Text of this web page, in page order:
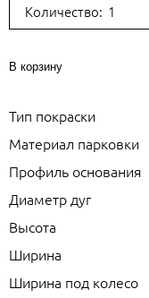
Количество:
В корзину
Тип покраски
Материал парковки
Профиль основания
Диаметр дуг
Высота
Ширина
Ширина под колесо